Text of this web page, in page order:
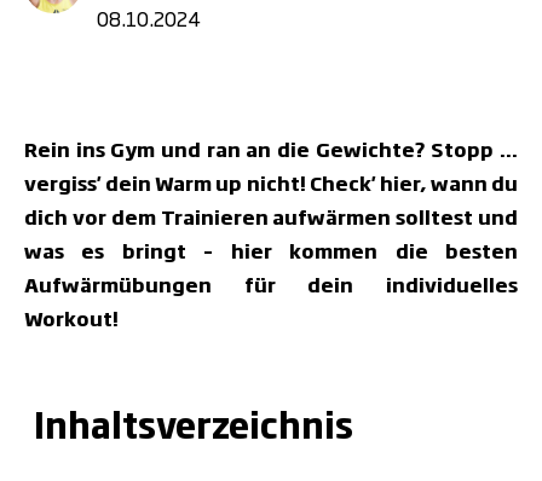
08.10.2024
Rein ins Gym und ran an die Gewichte? Stopp ...
vergiss' dein Warm up nicht! Check' hier, wann du
dich vor dem Trainieren aufwärmen solltest und
was es bringt – hier kommen die besten
Aufwärmübungen für dein individuelles
Workout!
Inhaltsverzeichnis